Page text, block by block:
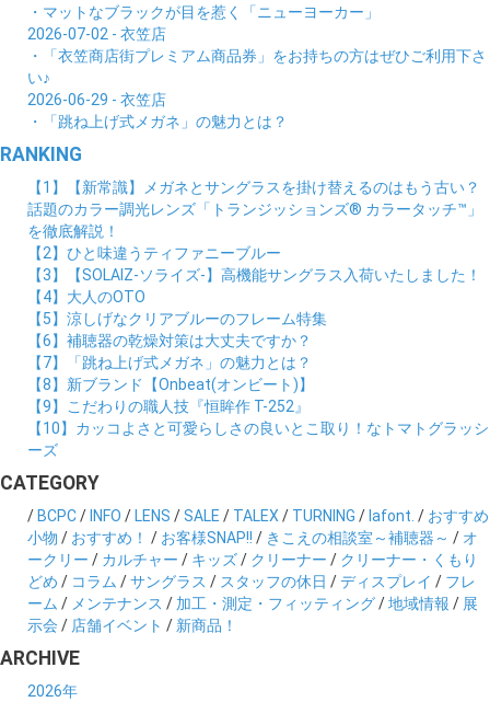
・マットなブラックが目を惹く「ニューヨーカー」
2026-07-02 - 衣笠店
・「衣笠商店街プレミアム商品券」をお持ちの方はぜひご利用下さ
い♪
2026-06-29 - 衣笠店
・「跳ね上げ式メガネ」の魅力とは？
RANKING
【1】【新常識】メガネとサングラスを掛け替えるのはもう古い？
話題のカラー調光レンズ「トランジッションズ® カラータッチ™」
を徹底解説！
【2】ひと味違うティファニーブルー
【3】【SOLAIZ-ソライズ-】高機能サングラス入荷いたしました！
【4】大人のOTO
【5】涼しげなクリアブルーのフレーム特集
【6】補聴器の乾燥対策は大丈夫ですか？
【7】「跳ね上げ式メガネ」の魅力とは？
【8】新ブランド【Onbeat(オンビート)】
【9】こだわりの職人技『恒眸作 T-252』
【10】カッコよさと可愛らしさの良いとこ取り！なトマトグラッシ
ーズ
CATEGORY
/ BCPC/ INFO / LENS /SALE / TALEX / TURNING / lafont. / おすすめ
小物 / おすすめ！ / お客様SNAP!! / きこえの相談室～補聴器～ / オ
ークリー / カルチャー / キッズ/ クリーナー / クリーナー・くもり
どめ / コラム /サングラス / スタッフの休日 /ディスプレイ / フレ
ーム / メンテナンス / 加工・測定・フィッティング/地域情報 / 展
示会 / 店舗イベント / 新商品！
ARCHIVE
2026年